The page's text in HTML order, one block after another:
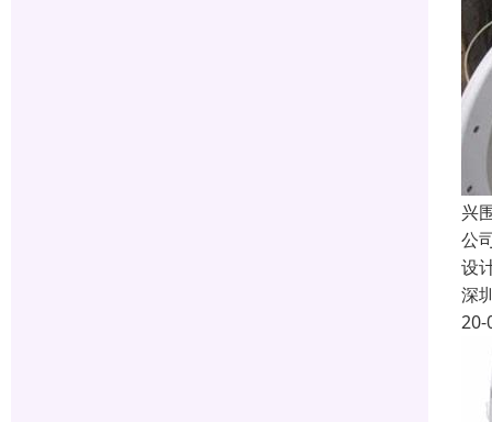
兴
公
设
深
20-